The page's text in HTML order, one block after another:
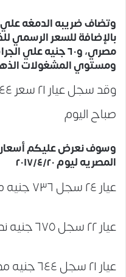
وتضاف ضريبه الدمغه
مصري، و٦٠ جنيه
ومستوي المشغولات
صباح اليوم
وسوف نعرض عليكم أسعار
المصريه ليوم ٢٠١٧/٤/٢٠
عيار ٢٤ سجل ٧٣٦ جنيه مصري
عيار ٢٢ سجل ٦٧٥ جنيه نصري
عيار ٢١ سجل ٦٤٤ جنيه مصري